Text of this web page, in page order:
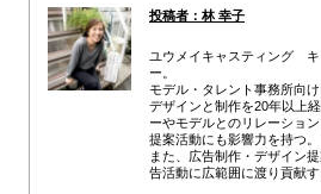
投稿者：林 幸子
ユウメイキャスティング キ
ー。
モデル・タレント事務所向
デザインと制作を20年以上
ーやモデルとのリレーショ
提案活動にも影響力を持つ。
また、広告制作・デザイン
告活動に広範囲に渡り貢献す